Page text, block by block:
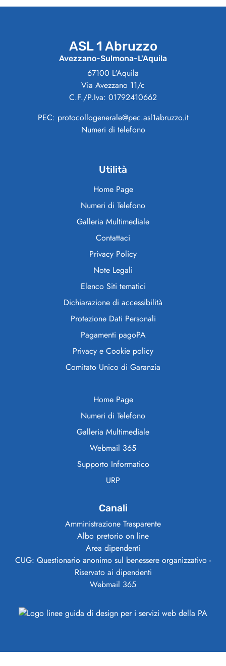
ASL 1 Abruzzo
Avezzano-Sulmona-L'Aquila
67100 L'Aquila
Via Avezzano 11/c
C.F./P.Iva: 01792410662
PEC: protocollogenerale@pec.asl1abruzzo.it
Numeri di telefono
Utilità
Home Page
Numeri di Telefono
Galleria Multimediale
Contattaci
Privacy Policy
Note Legali
Elenco Siti tematici
Dichiarazione di accessibilità
Protezione Dati Personali
Pagamenti pagoPA
Privacy e Cookie policy
Comitato Unico di Garanzia
Home Page
Numeri di Telefono
Galleria Multimediale
Webmail 365
Supporto Informatico
URP
Canali
Amministrazione Trasparente
Albo pretorio on line
Area dipendenti
CUG: Questionario anonimo sul benessere organizzativo -
Riservato ai dipendenti
Webmail 365